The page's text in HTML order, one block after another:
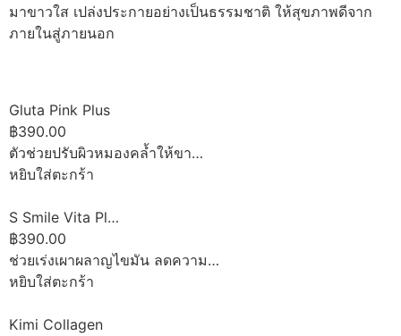
มาขาวใส เปล่งประกายอย่างเป็นธรรมชาติ ให้สุขภาพดีจาก
ภายในสู่ภายนอก
Gluta Pink Plus
฿390.00
ตัวช่วยปรับผิวหมองคล้ำให้ขา…
หยิบใส่ตะกร้า
S Smile Vita Pl…
฿390.00
ช่วยเร่งเผาผลาญไขมัน ลดความ…
หยิบใส่ตะกร้า
Kimi Collagen